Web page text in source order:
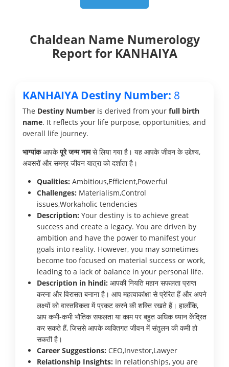
Chaldean Name Numerology
Report for KANHAIYA
KANHAIYA Destiny Number: 8
The Destiny Number is derived from your full birth
name. It reflects your life purpose, opportunities, and
overall life journey.
भाग्यांकआपकेपूरे जन्म नामसे लिया गया है। यह आपके जीवन के उद्देश्य,
अवसरों और समग्र जीवन यात्रा को दर्शाता है।
Qualities: Ambitious,Efficient,Powerful
Challenges: Materialism,Control
issues,Workaholic tendencies
Description: Your destiny is to achieve great
success and create a legacy. You are driven by
ambition and have the power to manifest your
goals into reality. However, you may sometimes
become too focused on material success or work,
leading to a lack of balance in your personal life.
Description in hindi: आपकी नियति महान सफलता प्राप्त
करना और विरासत बनाना है। आप महत्वाकांक्षा से प्रेरित हैं और अपने
लक्ष्यों को वास्तविकता में प्रकट करने की शक्ति रखते हैं। हालाँकि,
आप कभी-कभी भौतिक सफलता या काम पर बहुत अधिक ध्यान केंद्रित
कर सकते हैं, जिससे आपके व्यक्तिगत जीवन में संतुलन की कमी हो
सकती है।
Career Suggestions: CEO,Investor,Lawyer
Relationship Insights: In relationships, you are